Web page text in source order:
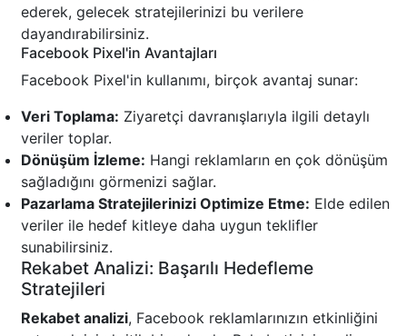
ederek, gelecek stratejilerinizi bu verilere
dayandırabilirsiniz.
Facebook Pixel'in Avantajları
Facebook Pixel'in kullanımı, birçok avantaj sunar:
Veri Toplama: Ziyaretçi davranışlarıyla ilgili detaylı
veriler toplar.
Dönüşüm İzleme: Hangi reklamların en çok dönüşüm
sağladığını görmenizi sağlar.
Pazarlama Stratejilerinizi Optimize Etme: Elde edilen
veriler ile hedef kitleye daha uygun teklifler
sunabilirsiniz.
Rekabet Analizi: Başarılı Hedefleme
Stratejileri
Rekabet analizi, Facebook reklamlarınızın etkinliğini